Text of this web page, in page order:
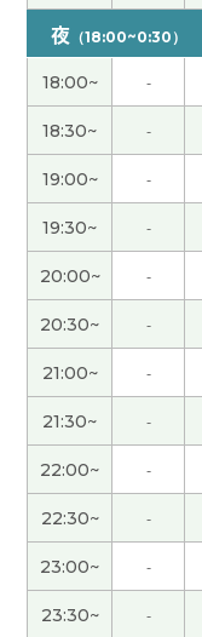
确实如此。在今
巴西的比赛中，
队上一次在国际
运会上。真是光
謝謝你！！！！
日语中也有这样
挤，人迹罕至的
意思就是“买在人
的名言意思差不
辛苦了～，下节
我觉得选择一个
这一点确实很重
年轻时，我常为
在早睡比这更重
夜 （18:00~0:30）
18:00~ -
18:30~ -
19:00~ -
19:30~ -
20:00~ -
20:30~ -
21:00~ -
21:30~ -
22:00~ -
22:30~ -
23:00~ -
23:30~ -